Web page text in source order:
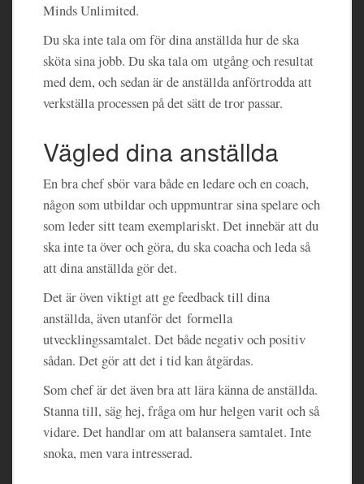
Minds Unlimited.
Du ska inte tala om för dina anställda hur de ska
sköta sina jobb. Du ska tala om utgång och resultat
med dem, och sedan är de anställda anförtrodda att
verkställa processen på det sätt de tror passar.
Vägled dina anställda
En bra chef sbör vara både en ledare och en coach,
någon som utbildar och uppmuntrar sina spelare och
som leder sitt team exemplariskt. Det innebär att du
ska inte ta över och göra, du ska coacha och leda så
att dina anställda gör det.
Det är öven viktigt att ge feedback till dina
anställda, även utanför det formella
utvecklingssamtalet. Det både negativ och positiv
sådan. Det gör att det i tid kan åtgärdas.
Som chef är det även bra att lära känna de anställda.
Stanna till, säg hej, fråga om hur helgen varit och så
vidare. Det handlar om att balansera samtalet. Inte
snoka, men vara intresserad.